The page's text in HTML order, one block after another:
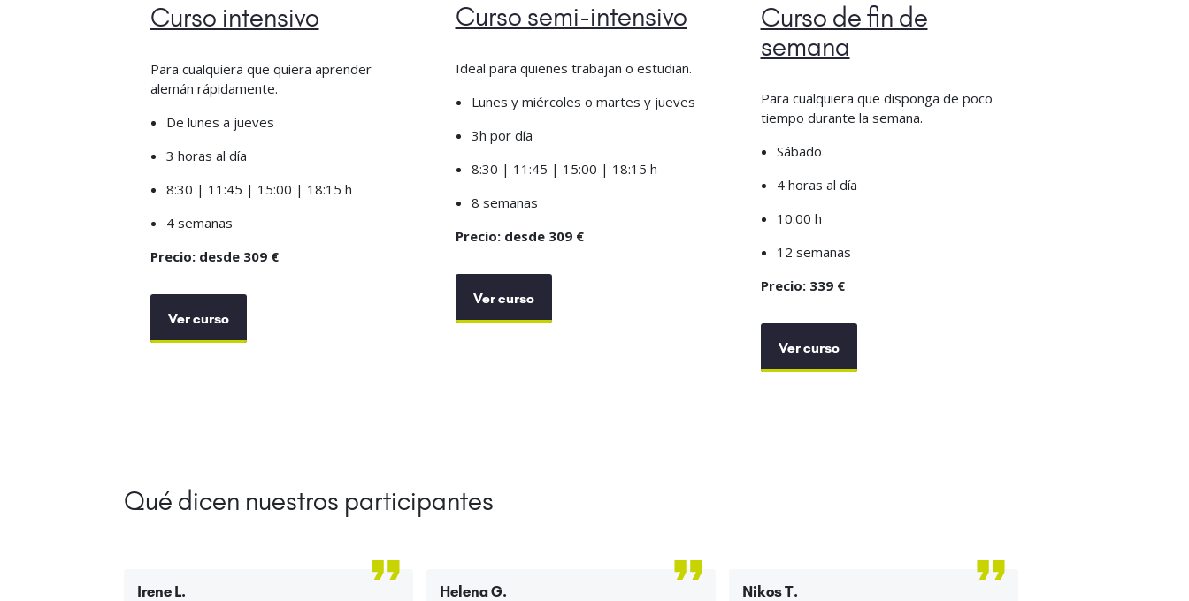
Curso intensivo
Para cualquiera que quiera aprender
alemán rápidamente.
De lunes a jueves
3 horas al día
8:30 | 11:45 | 15:00 | 18:15 h
4 semanas
Precio: desde 309 €
Ver curso
Curso semi-intensivo
Ideal para quienes trabajan o estudian.
Lunes y miércoles o martes y jueves
3h por día
8:30 | 11:45 | 15:00 | 18:15 h
8 semanas
Precio: desde 309 €
Ver curso
Curso de fin de
semana
Para cualquiera que disponga de poco
tiempo durante la semana.
Sábado
4 horas al día
10:00 h
12 semanas
Precio: 339 €
Ver curso
Qué dicen nuestros participantes
Irene L. Helena G. Nikos T.